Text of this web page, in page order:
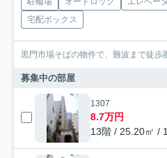
宅配ボックス
黒門市場そばの物件で、難波まで徒
募集中の部屋
1307
8.7万円
13階 / 25.20㎡ /